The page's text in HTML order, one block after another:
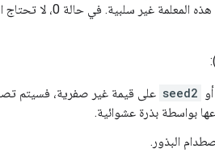
متوفر. يجب أن تكون
أو seed2 على قيمة غير صفرية، فسيتم
بواسطة بذرة عشوائية.